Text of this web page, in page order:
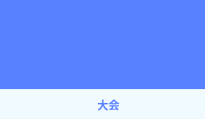
大会